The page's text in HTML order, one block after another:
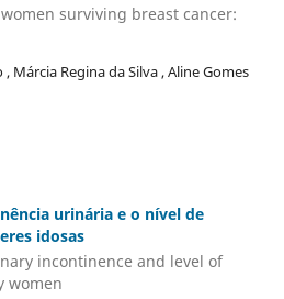
surviving breast cancer:
Márcia Regina da Silva , Aline Gomes
urinária e o nível de
idosas
incontinence and level of
women